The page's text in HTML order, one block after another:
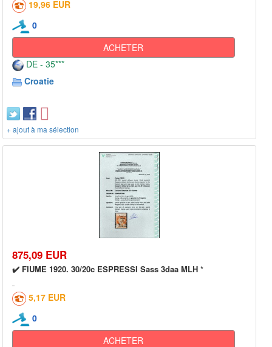
19,96 EUR
0
ACHETER
DE - 35***
Croatie
+ ajout à ma sélection
875,09 EUR
✔️ FIUME 1920. 30/20c ESPRESSI Sass 3daa MLH *
5,17 EUR
0
ACHETER